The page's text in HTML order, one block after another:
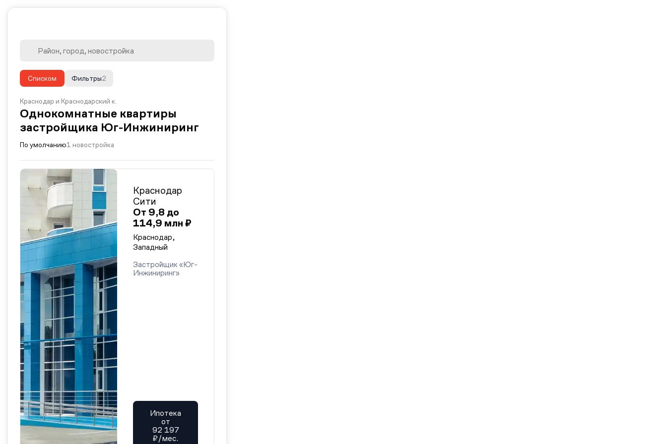
Списком 2
Фильтры
Краснодар и Краснодарский к.
Однокомнатные квартиры
застройщика Юг-Инжиниринг
По умолчанию1 новостройка
Краснодар
Сити
От 9,8 до
114,9 млн ₽
Краснодар,
Западный
Застройщик «Юг-
Инжиниринг»
Ипотека
от
92 197
₽/мес.